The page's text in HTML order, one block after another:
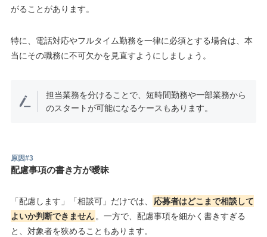
がることがあります。
特に、電話対応やフルタイム勤務を一律に必須とする場合は、本
当にその職務に不可欠かを見直すようにしましょう。
担当業務を分けることで、短時間勤務や一部業務から
のスタートが可能になるケースもあります。
原因#3
配慮事項の書き方が曖昧
「配慮します」「相談可」だけでは、
応募者はどこまで相談して
よいか判断できません。一方で、配慮事項を細かく書きすぎる
と、対象者を狭めることもあります。